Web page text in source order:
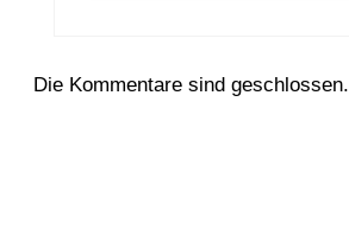
Die Kommentare sind geschlossen.